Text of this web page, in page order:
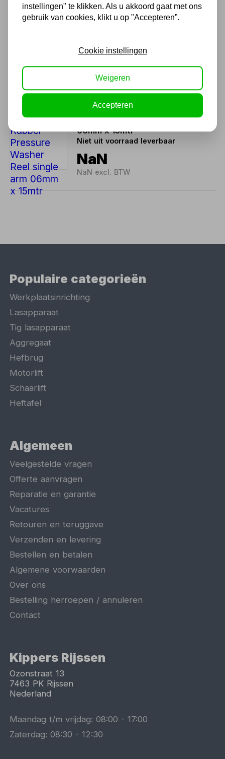
Blushield Rubber
hogedrukreiniger Haspel
719,95
595,00 excl. BTW
Blushield Rubber Pressure
Washer Reel single arm
06mm x 15mtr
Niet uit voorraad leverbaar
NaN
NaN excl. BTW
Populaire categorieën
Werkplaatsinrichting
Lasapparaat
Tig lasapparaat
Aggregaat
Hefbrug
Motorlift
Schaarlift
Heftafel
Algemeen
Veelgestelde vragen
Offerte aanvragen
Reparatie en garantie
Vacatures
Retouren en teruggave
Verzenden en levering
Bestellen en betalen
Algemene voorwaarden
Over ons
Bestelling herroepen / annuleren
Contact
Kippers Rijssen
Ozonstraat 13
7463 PK Rijssen
Nederland
Maandag t/m vrijdag:08:00 -17:00
Zaterdag:08:30 -12:30
instellingen" te klikken. Als u akkoord gaat met ons
gebruik van cookies, klikt u op "Accepteren”.
Cookie instellingen
Weigeren
Accepteren